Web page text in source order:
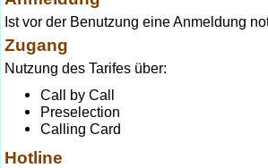
Ist vor der Benutzung eine Anmeldung
Zugang
Nutzung des Tarifes über:
Call by Call
Preselection
Calling Card
Hotline